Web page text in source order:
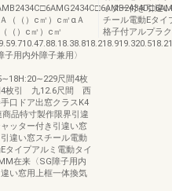
（（）c㎡）c㎡αＡ
（）c㎡）c㎡
用内外障子兼用〉
尺間4枚
4枚引 九12.6尺間 西
口ドア出窓クラスK4
品特寸製作限界引違
ッター付き引違い窓
違い窓スチール電動
タイプアルミ電動タイ
在来〈SG障子用内
い窓用上框一体換気
ッター付き引違
チール電動Eタイ
格子付アルプラ